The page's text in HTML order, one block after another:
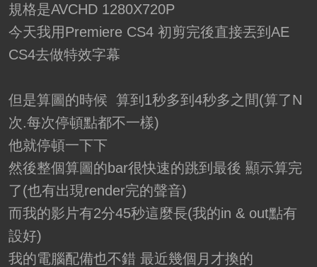
規格是AVCHD 1280X720P
今天我用Premiere CS4 初剪完後直接丟到AE
CS4去做特效字幕
但是算圖的時候 算到1秒多到4秒多之間(算了N
次.每次停頓點都不一樣)
他就停頓一下下
然後整個算圖的bar很快速的跳到最後 顯示算完
了(也有出現render完的聲音)
而我的影片有2分45秒這麼長(我的in & out點有
設好)
我的電腦配備也不錯 最近幾個月才換的